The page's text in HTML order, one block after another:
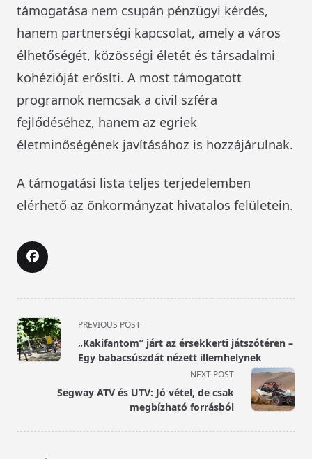
támogatása nem csupán pénzügyi kérdés,
hanem partnerségi kapcsolat, amely a város
élhetőségét, közösségi életét és társadalmi
kohézióját erősíti. A most támogatott
programok nemcsak a civil szféra
fejlődéséhez, hanem az egriek
életminőségének javításához is hozzájárulnak.
A támogatási lista teljes terjedelemben
elérhető az önkormányzat hivatalos felületein.
<span
class="nav-
subtitle
PREVIOUS POST
„Kakifantom” járt az érsekkerti játszótéren –
Egy babacsúszdát nézett illemhelynek
NEXT POST
Segway ATV és UTV: Jó vétel, de csak
megbízható forrásból